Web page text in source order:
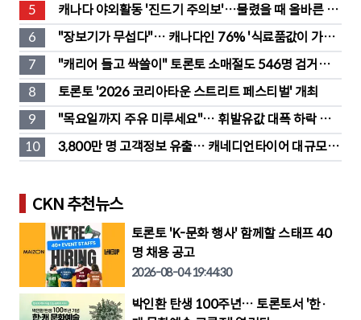
5
캐나다 야외활동 '진드기 주의보'…물렸을 때 올바른 대
처법은?
6
"장보기가 무섭다"… 캐나다인 76% '식료품값이 가장
부담'
7
"캐리어 들고 싹쓸이" 토론토 소매절도 546명 검거…
훔친 물건 재유통
8
토론토 '2026 코리아타운 스트리트 페스티벌' 개최
9
"목요일까지 주유 미루세요"… 휘발유값 대폭 하락 예
고
10
3,800만 명 고객정보 유출… 캐네디언타이어 대규모 집
단소송 직면
CKN 추천뉴스
토론토 'K-문화 행사' 함께할 스태프 40
명 채용 공고
2026-08-04 19:44:30
박인환 탄생 100주년… 토론토서 '한·